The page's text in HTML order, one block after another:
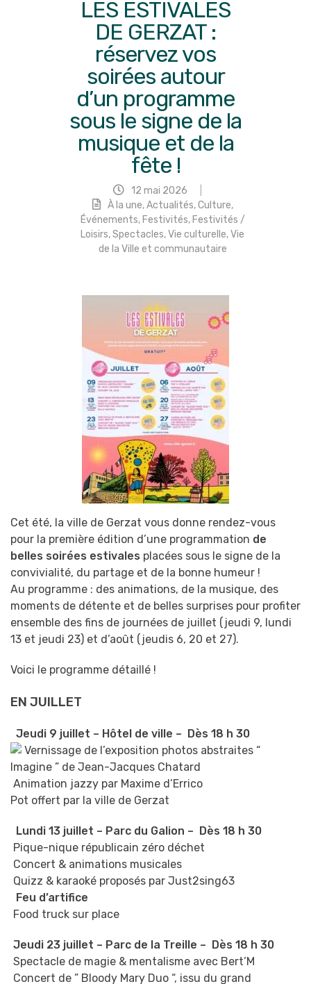
LES ESTIVALES
DE GERZAT :
réservez vos
soirées autour
d’un programme
sous le signe de la
musique et de la
fête !
12 mai 2026
À la une,Actualités,Culture,
Événements, Festivités, Festivités /
Loisirs,Spectacles,Vie culturelle,Vie
de la Ville et communautaire
Cet été, la ville de Gerzat vous donne rendez-vous
pour la première édition d’une programmation de
belles soirées estivales placées sous le signe de la
convivialité, du partage et de la bonne humeur !
Au programme : des animations, de la musique, des
moments de détente et de belles surprises pour profiter
ensemble des fins de journées de juillet (jeudi 9, lundi
13 et jeudi 23) et d’août (jeudis 6, 20 et 27).
Voici le programme détaillé !
EN JUILLET
Jeudi 9 juillet – Hôtel de ville – Dès 18 h 30
Vernissage de l’exposition photos abstraites “
Imagine ” de Jean-Jacques Chatard
Animation jazzy par Maxime d’Errico
Pot offert par la ville de Gerzat
Lundi 13 juillet – Parc du Galion –
Dès 18 h 30
Pique-nique républicain zéro déchet
Concert & animations musicales
Quizz & karaoké proposés par Just2sing63
Feu d’artifice
Food truck sur place
Jeudi 23 juillet – Parc de la Treille –
Dès 18 h 30
Spectacle de magie & mentalisme avec Bert’M
Concert de ” Bloody Mary Duo “, issu du grand